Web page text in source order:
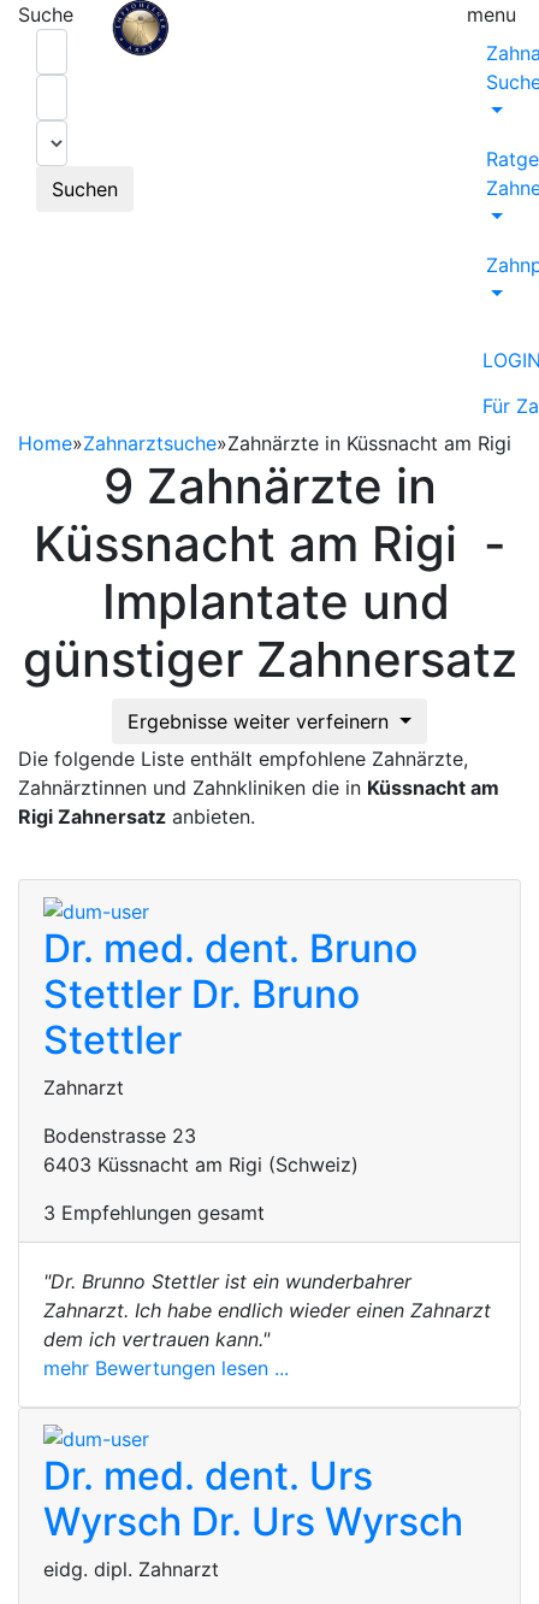
Suche
Suchen
menu
Für
Home»Zahnarztsuche»Zahnärzte in Küssnacht am Rigi
9 Zahnärzte in
Küssnacht am Rigi -
Implantate und
günstiger Zahnersatz
Ergebnisse weiter verfeinern
Die folgende Liste enthält empfohlene Zahnärzte,
Zahnärztinnen und Zahnkliniken die in Küssnacht am
Rigi Zahnersatz anbieten.
Dr. med. dent. Bruno
Stettler Dr. Bruno
Stettler
Zahnarzt
Bodenstrasse 23
6403 Küssnacht am Rigi (Schweiz)
3 Empfehlungen gesamt
"Dr. Brunno Stettler ist ein wunderbahrer
Zahnarzt. Ich habe endlich wieder einen Zahnarzt
dem ich vertrauen kann."
mehr Bewertungen lesen ...
Dr. med. dent. Urs
Wyrsch Dr. Urs Wyrsch
eidg. dipl. Zahnarzt